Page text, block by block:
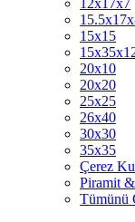
12x17x7
15x15
20x10
20x20
25x25
26x40
30x30
35x35
Çerez
Piramit
Tümünü